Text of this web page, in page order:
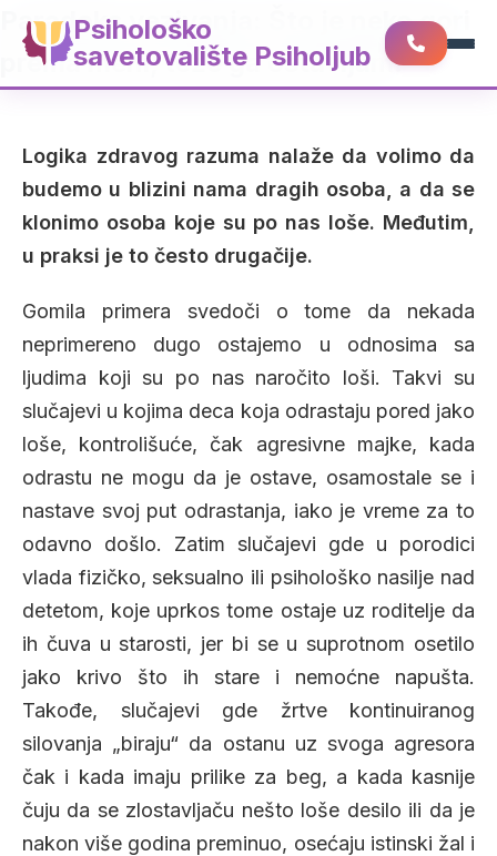
Psihološko
savetovalište Psiholjub
Paradoks vezivanja: Što je neko gori
prema meni, teže ga ostavljam!
Logika zdravog razuma nalaže da volimo da
budemo u blizini nama dragih osoba, a da se
klonimo osoba koje su po nas loše. Međutim,
u praksi je to često drugačije.
Gomila primera svedoči o tome da nekada
neprimereno dugo ostajemo u odnosima sa
ljudima koji su po nas naročito loši. Takvi su
slučajevi u kojima deca koja odrastaju pored jako
loše, kontrolišuće, čak agresivne majke, kada
odrastu ne mogu da je ostave, osamostale se i
nastave svoj put odrastanja, iako je vreme za to
odavno došlo. Zatim slučajevi gde u porodici
vlada fizičko, seksualno ili psihološko nasilje nad
detetom, koje uprkos tome ostaje uz roditelje da
ih čuva u starosti, jer bi se u suprotnom osetilo
jako krivo što ih stare i nemoćne napušta.
Takođe, slučajevi gde žrtve kontinuiranog
silovanja „biraju“ da ostanu uz svoga agresora
čak i kada imaju prilike za beg, a kada kasnije
čuju da se zlostavljaču nešto loše desilo ili da je
nakon više godina preminuo, osećaju istinski žal i